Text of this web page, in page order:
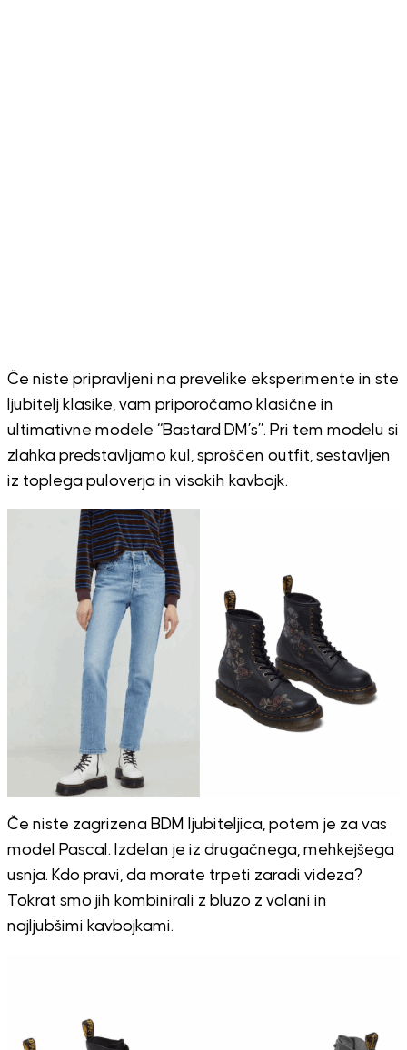
Če niste pripravljeni na prevelike eksperimente in ste
ljubitelj klasike, vam priporočamo klasične in
ultimativne modele “Bastard DM’s”. Pri tem modelu si
zlahka predstavljamo kul, sproščen outfit, sestavljen
iz toplega puloverja in visokih kavbojk.
Če niste zagrizena BDM ljubiteljica, potem je za vas
model Pascal. Izdelan je iz drugačnega, mehkejšega
usnja. Kdo pravi, da morate trpeti zaradi videza?
Tokrat smo jih kombinirali z bluzo z volani in
najljubšimi kavbojkami.